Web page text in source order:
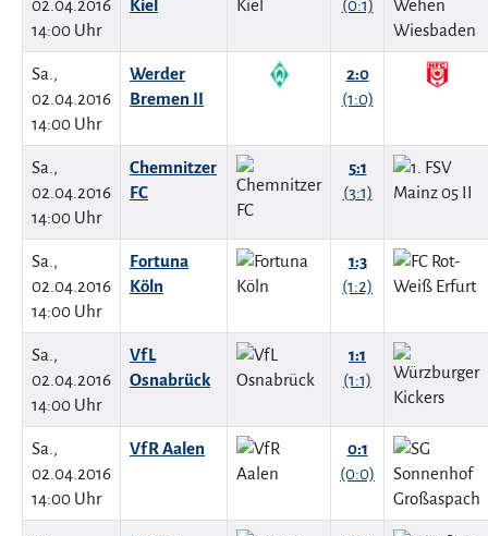
02.04.2016
14:00 Uhr
Kiel
(0:1)
Sa.,
02.04.2016
14:00 Uhr
Werder
Bremen II
2:0
(1:0)
Sa.,
02.04.2016
14:00 Uhr
Chemnitzer
FC
5:1
(3:1)
Sa.,
02.04.2016
14:00 Uhr
Fortuna
Köln
1:3
(1:2)
Sa.,
02.04.2016
14:00 Uhr
VfL
Osnabrück
1:1
(1:1)
Sa.,
02.04.2016
14:00 Uhr
VfR Aalen
0:1
(0:0)